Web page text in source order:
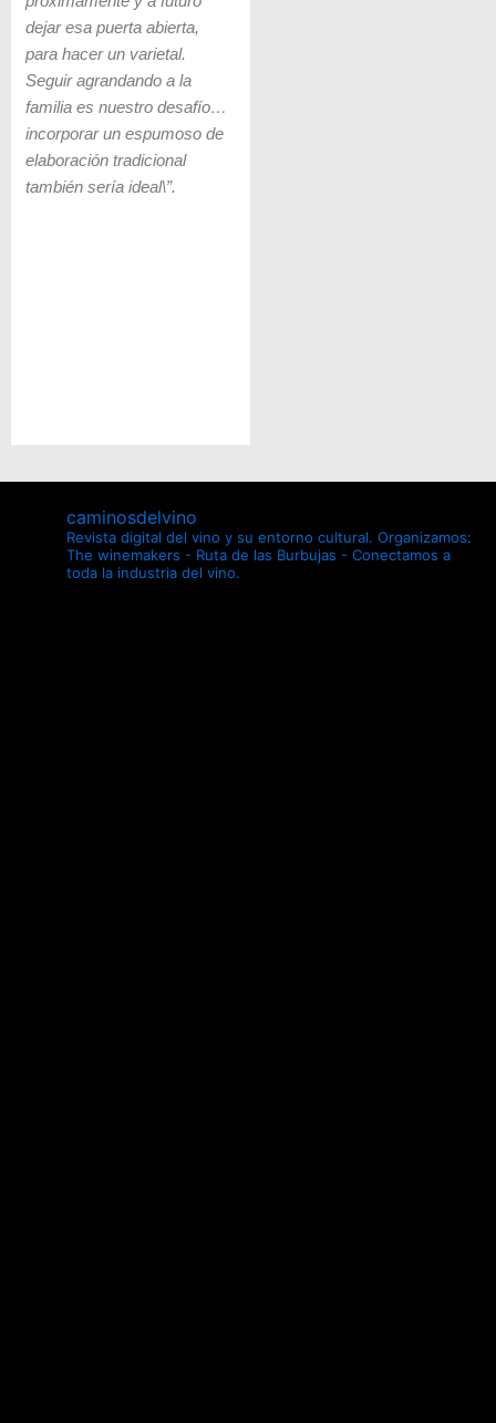
dejar esa puerta abierta,
para hacer un varietal.
Seguir agrandando a la
familia es nuestro desafío…
incorporar un espumoso de
elaboración tradicional
también sería ideal\”.
caminosdelvino
Revista digital del vino y su entorno cultural. Organizamos:
The winemakers - Ruta de las Burbujas - Conectamos a
toda la industria del vino.